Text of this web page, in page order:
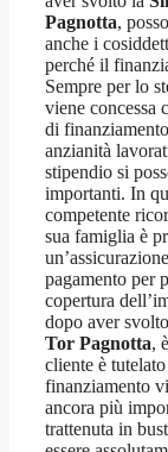
Pagnotta,
anche i
perché il
Sempre per lo
viene concessa
di
anzianità
stipendio si
importanti. In
competente
sua famiglia è
pagamento per
copertura
dopo aver
Tor Pagnotta,
cliente è
finanziamento
ancora più
trattenuta in